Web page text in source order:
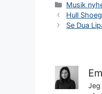
Kategorier
Musik
Hull
Se Dua
Jeg